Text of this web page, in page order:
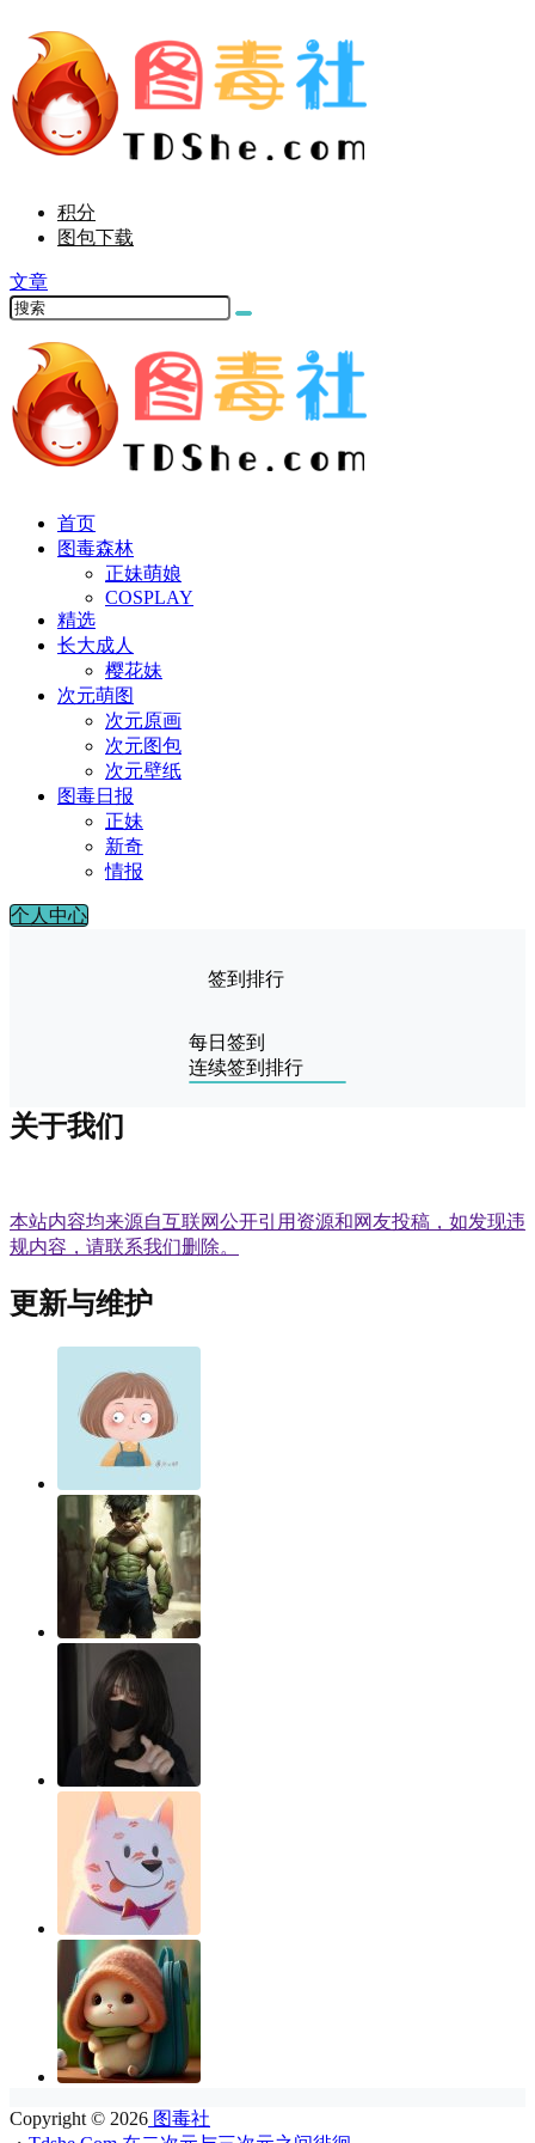
积分
图包下载
文章
首页
图毒森林
正妹萌娘
COSPLAY
精选
长大成人
樱花妹
次元萌图
次元原画
次元图包
次元壁纸
图毒日报
正妹
新奇
情报
个人中心
签到排行
每日签到
连续签到排行
关于我们
本站内容均来源自互联网公开引用资源和网友投稿，如发现违
规内容，请联系我们删除。
更新与维护
Copyright © 2026 图毒社